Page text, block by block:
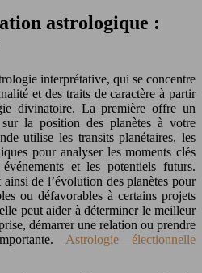
astrologique :
interprétative, qui se concentre
et des traits de caractère à partir
divinatoire. La première offre un
la position des planètes à votre
utilise les transits planétaires, les
pour analyser les moments clés
et les potentiels futurs.
de l’évolution des planètes pour
ou défavorables à certains projets
peut aider à déterminer le meilleur
démarrer une relation ou prendre
Astrologie électionnelle